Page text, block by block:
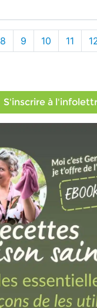
8 9 10 11
S'inscrire à